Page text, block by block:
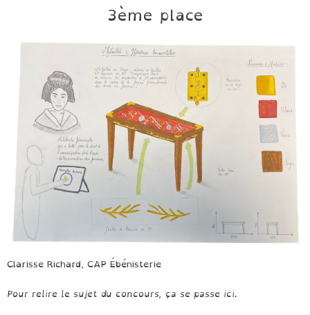
3ème place
Clarisse Richard, CAP Ébénisterie
Pour relire le sujet du concours, ça se passe ici.